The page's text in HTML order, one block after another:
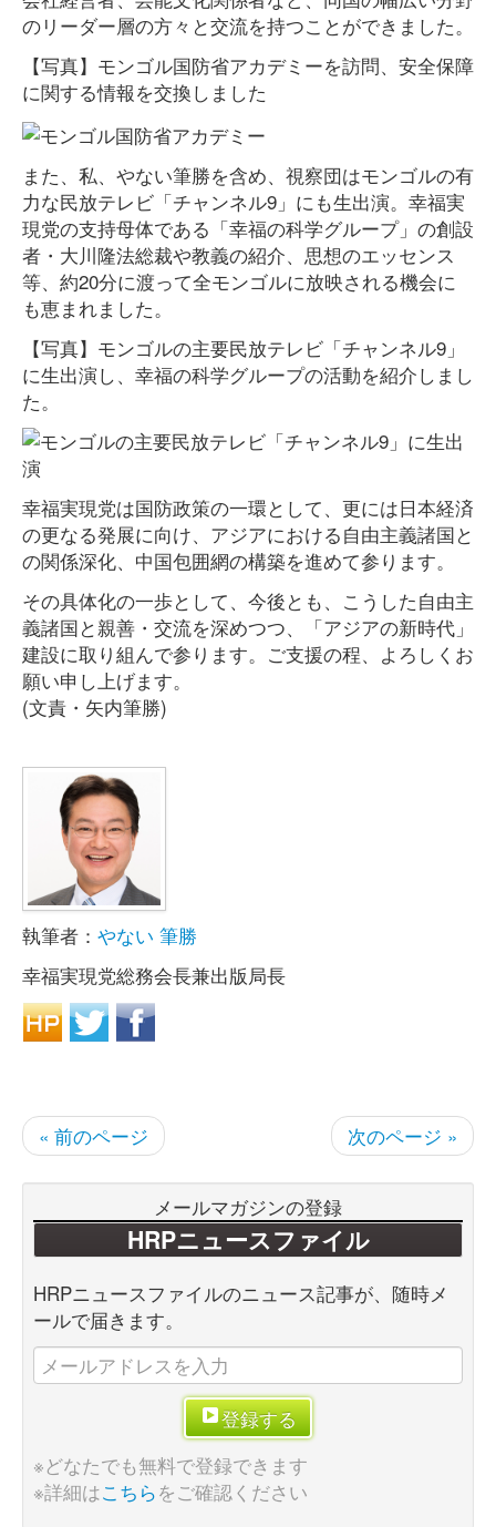
のリーダー層の方々と交流を持つことができました。
【写真】モンゴル国防省アカデミーを訪問、安全保障
に関する情報を交換しました
また、私、やない筆勝を含め、視察団はモンゴルの有
力な民放テレビ「チャンネル9」にも生出演。幸福実
現党の支持母体である「幸福の科学グループ」の創設
者・大川隆法総裁や教義の紹介、思想のエッセンス
等、約20分に渡って全モンゴルに放映される機会に
も恵まれました。
【写真】モンゴルの主要民放テレビ「チャンネル9」
に生出演し、幸福の科学グループの活動を紹介しまし
た。
幸福実現党は国防政策の一環として、更には日本経済
の更なる発展に向け、アジアにおける自由主義諸国と
の関係深化、中国包囲網の構築を進めて参ります。
その具体化の一歩として、今後とも、こうした自由主
義諸国と親善・交流を深めつつ、「アジアの新時代」
建設に取り組んで参ります。ご支援の程、よろしくお
願い申し上げます。
(文責・矢内筆勝)
執筆者： やない 筆勝
幸福実現党総務会長兼出版局長
« 前のページ 次のページ »
メールマガジンの登録
HRPニュースファイル
HRPニュースファイルのニュース記事が、随時メ
ールで届きます。
登録する
※どなたでも無料で登録できます
※詳細はこちらをご確認ください